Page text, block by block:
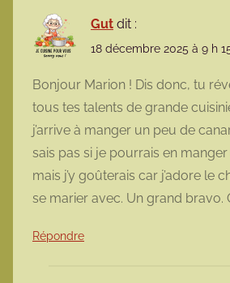
Gut dit :
18 décembre 2025 à 9 h
Bonjour Marion ! Dis donc, tu
tous tes talents de grande
j’arrive à manger un peu de
sais pas si je pourrais en
mais j’y goûterais car j’adore le
se marier avec. Un grand bravo.
Répondre